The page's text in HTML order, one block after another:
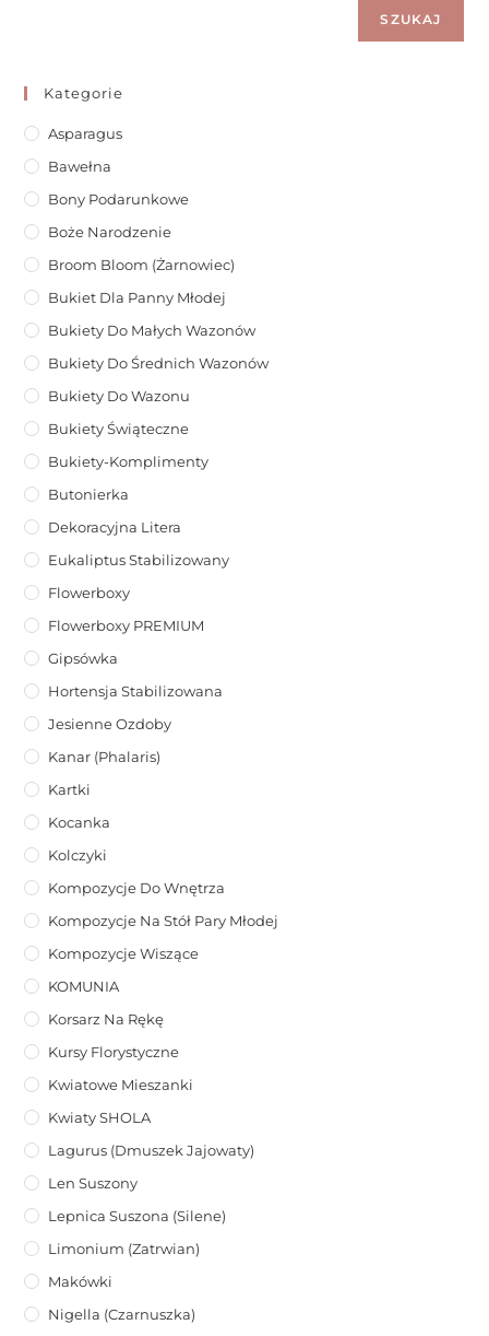
SZUKAJ
Kategorie
Asparagus
Bawełna
Bony Podarunkowe
Boże Narodzenie
Broom Bloom (żarnowiec)
Bukiet Dla Panny Młodej
Bukiety Do Małych Wazonów
Bukiety Do Średnich Wazonów
Bukiety Do Wazonu
Bukiety Świąteczne
Bukiety-Komplimenty
Butonierka
Dekoracyjna Litera
Eukaliptus Stabilizowany
Flowerboxy
Flowerboxy PREMIUM
Gipsówka
Hortensja Stabilizowana
Jesienne Ozdoby
Kanar (phalaris)
Kartki
Kocanka
Kolczyki
Kompozycje Do Wnętrza
Kompozycje Na Stół Pary Młodej
Kompozycje Wiszące
KOMUNIA
Korsarz Na Rękę
Kursy Florystyczne
Kwiatowe Mieszanki
Kwiaty SHOLA
Lagurus (dmuszek Jajowaty)
Len Suszony
Lepnica Suszona (Silene)
Limonium (zatrwian)
Makówki
Nigella (Czarnuszka)